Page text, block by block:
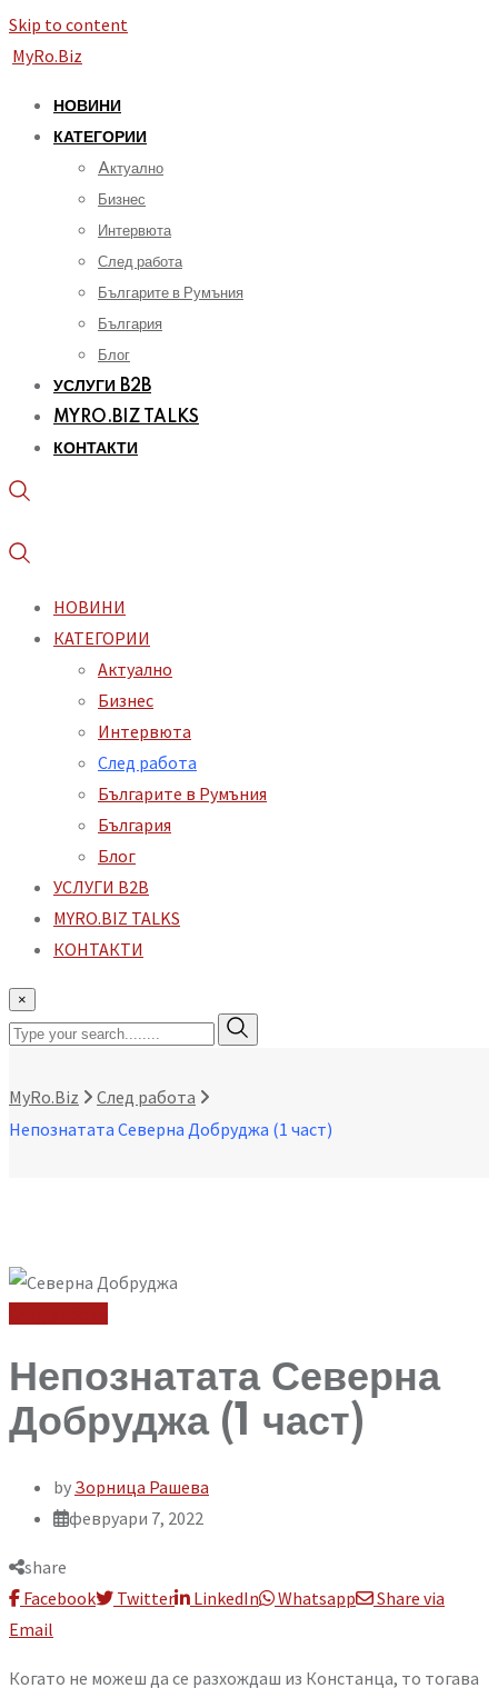
Skip to content
MyRo.Biz
НОВИНИ
КАТЕГОРИИ
Aктуално
Бизнес
Интервюта
След работа
Българите в Румъния
България
Блог
УСЛУГИ B2B
MYRO.BIZ TALKS
КОНТАКТИ
НОВИНИ
КАТЕГОРИИ
Aктуално
Бизнес
Интервюта
След работа
Българите в Румъния
България
Блог
УСЛУГИ B2B
MYRO.BIZ TALKS
КОНТАКТИ
×
MyRo.Biz
След работа
Непознатата Северна Добруджа (1 част)
Непознатата Северна
Добруджа (1 част)
by Зорница Рашева
февруари 7, 2022
share
Facebook
Twitter LinkedIn Whatsapp
Share via
Email
Когато не можеш да се разхождаш из Констанца, то тогава